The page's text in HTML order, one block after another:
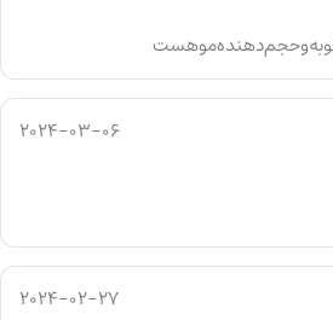
2024-03-06
2024-02-27